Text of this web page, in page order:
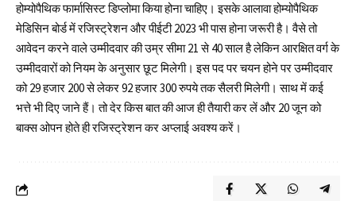
होम्योपैथिक फार्मासिस्ट डिप्लोमा किया होना चाहिए। इसके आलावा होम्योपैथिक
मेडिसिन बोर्ड में रजिस्ट्रेशन और पीईटी 2023 भी पास होना जरूरी है। वैसे तो
आवेदन करने वाले उम्मीदवार की उम्र सीमा 21 से 40 साल है लेकिन आरक्षित वर्ग के
उम्मीदवारों को नियम के अनुसार छूट मिलेगी। इस पद पर चयन होने पर उम्मीदवार
को 29 हजार 200 से लेकर 92 हजार 300 रुपये तक सैलरी मिलेगी। साथ में कई
भत्ते भी दिए जाने हैं। तो देर किस बात की आज ही तैयारी कर लें और 20 जून को
बाक्स ओपन होते ही रजिस्ट्रेशन कर अप्लाई अवश्य करें।